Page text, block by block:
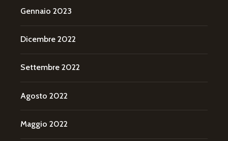
Gennaio 2023
Dicembre 2022
Settembre 2022
Agosto 2022
Maggio 2022